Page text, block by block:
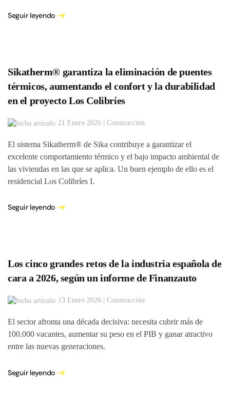
Seguir leyendo
Sikatherm® garantiza la eliminación de puentes
térmicos, aumentando el confort y la durabilidad
en el proyecto Los Colibríes
21 Enero 2026 | Construcción
El sistema Sikatherm® de Sika contribuye a garantizar el
excelente comportamiento térmico y el bajo impacto ambiental de
las viviendas en las que se aplica. Un buen ejemplo de ello es el
residencial Los Colibríes I.
Seguir leyendo
Los cinco grandes retos de la industria española de
cara a 2026, según un informe de Finanzauto
13 Enero 2026 | Construcción
El sector afronta una década decisiva: necesita cubrir más de
100.000 vacantes, aumentar su peso en el PIB y ganar atractivo
entre las nuevas generaciones.
Seguir leyendo